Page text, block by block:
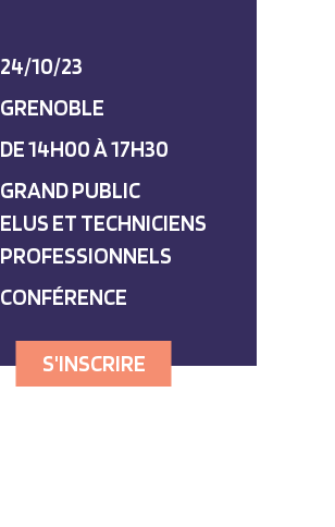
24/10/23
GRENOBLE
DE 14H00 À 17H30
GRAND PUBLIC
ELUS ET TECHNICIENS
PROFESSIONNELS
CONFÉRENCE
S'INSCRIRE